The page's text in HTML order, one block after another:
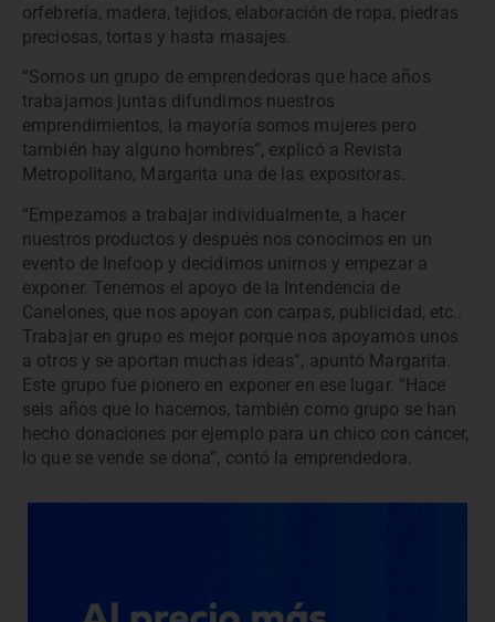
orfebrería, madera, tejidos, elaboración de ropa, piedras
preciosas, tortas y hasta masajes.
“Somos un grupo de emprendedoras que hace años
trabajamos juntas difundimos nuestros
emprendimientos, la mayoría somos mujeres pero
también hay alguno hombres”, explicó a Revista
Metropolitano, Margarita una de las expositoras.
“Empezamos a trabajar individualmente, a hacer
nuestros productos y después nos conocimos en un
evento de Inefoop y decidimos unirnos y empezar a
exponer. Tenemos el apoyo de la Intendencia de
Canelones, que nos apoyan con carpas, publicidad, etc..
Trabajar en grupo es mejor porque nos apoyamos unos
a otros y se aportan muchas ideas”, apuntó Margarita.
Este grupo fue pionero en exponer en ese lugar. “Hace
seis años que lo hacemos, también como grupo se han
hecho donaciones por ejemplo para un chico con cáncer,
lo que se vende se dona”, contó la emprendedora.